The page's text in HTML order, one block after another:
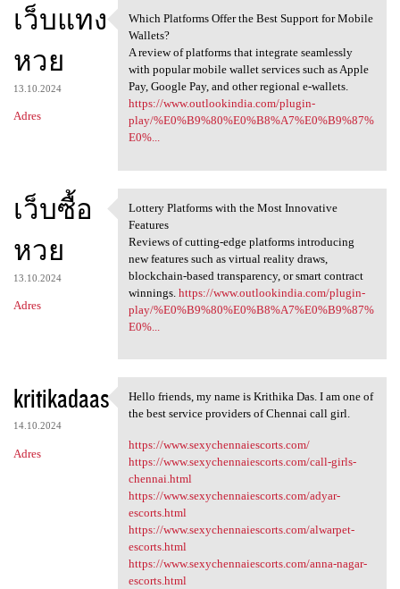
เว็บแทง
หวย
13.10.2024
Adres
Which Platforms Offer the
Which Platforms Offer the Best Support for Mobile
Wallets?
A review of platforms that integrate seamlessly
with popular mobile wallet services such as Apple
Pay, Google Pay, and other regional e-wallets.
https://www.outlookindia.com/plugin-
play/%E0%B9%80%E0%B8%A7%E0%B9%87%
E0%...
เว็บซื้อ
หวย
13.10.2024
Adres
Lottery Platforms with the
Lottery Platforms with the Most Innovative
Features
Reviews of cutting-edge platforms introducing
new features such as virtual reality draws,
blockchain-based transparency, or smart contract
winnings. https://www.outlookindia.com/plugin-
play/%E0%B9%80%E0%B8%A7%E0%B9%87%
E0%...
kritikadaas
14.10.2024
Adres
Hello friends, my name is
Hello friends, my name is Krithika Das. I am one of
the best service providers of Chennai call girl.
https://www.sexychennaiescorts.com/
https://www.sexychennaiescorts.com/call-girls-
chennai.html
https://www.sexychennaiescorts.com/adyar-
escorts.html
https://www.sexychennaiescorts.com/alwarpet-
escorts.html
https://www.sexychennaiescorts.com/anna-nagar-
escorts.html